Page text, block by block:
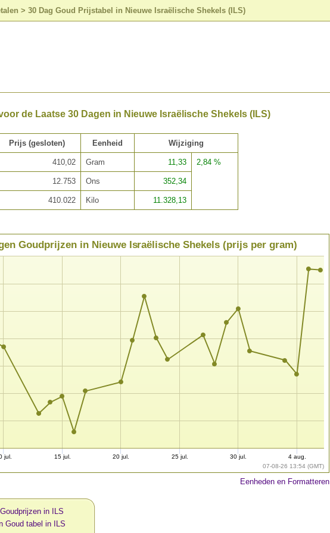
> 30 Dag Goud Prijstabel in Nieuwe Israëlische Shekels (ILS)
de Laatse 30 Dagen in Nieuwe Israëlische Shekels (ILS)
Prijs (gesloten) Eenheid Wijziging
410,02 Gram 11,33 2,84 %
12.753 Ons 352,34
410.022 Kilo 11.328,13
07-08-26 13:54 (GMT)
Goudprijzen in Nieuwe Israëlische Shekels (prijs per gram)
jul. 15 jul. 20 jul. 25 jul. 30 jul. 4 aug.
Eenheden en Formatteren
in ILS
Goud tabel in ILS